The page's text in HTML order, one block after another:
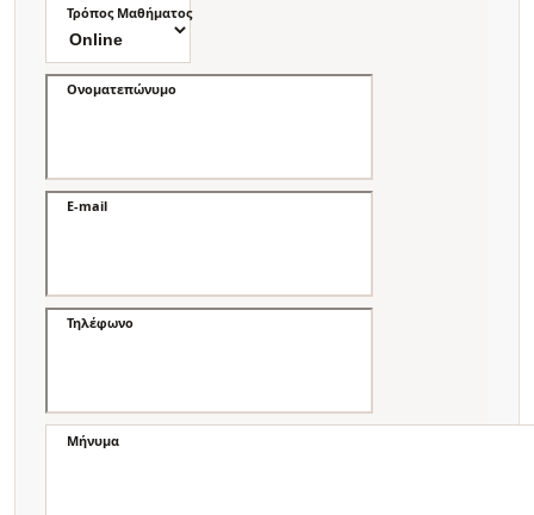
Τρόπος Μαθήματος
Ονοματεπώνυμο
E-mail
Τηλέφωνο
Μήνυμα